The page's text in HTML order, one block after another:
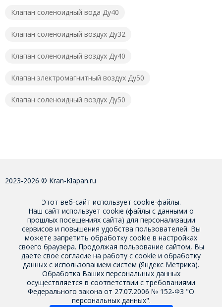
Клапан соленоидный вода Ду40
Клапан соленоидный воздух Ду32
Клапан соленоидный воздух Ду40
Клапан электромагнитный воздух Ду50
Клапан соленоидный воздух Ду50
2023-2026 © Kran-Klapan.ru
Этот веб-сайт использует cookie-файлы.
Наш сайт использует cookie (файлы с данными о
прошлых посещениях сайта) для персонализации
сервисов и повышения удобства пользователей. Вы
можете запретить обработку cookie в настройках
своего браузера. Продолжая пользование сайтом, Вы
даете свое согласие на работу с cookie и обработку
данных с использованием систем (Яндекс Метрика).
Обработка Ваших персональных данных
осуществляется в соответствии с требованиями
Федерального закона от 27.07.2006 № 152-Ф3 "О
персональных данных".